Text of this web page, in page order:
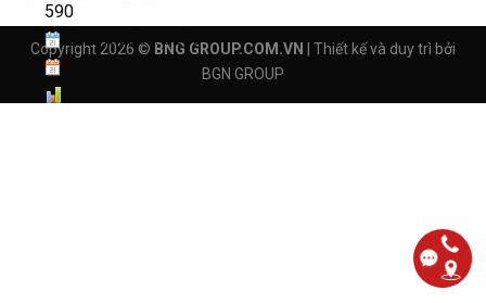
590
This Month : 3256
Copyright 2026 © BNG GROUP.COM.VN
| Thiết kế và duy trì bởi
BGN GROUP